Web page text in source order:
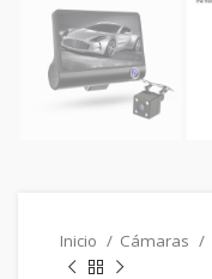
Inicio Cámaras